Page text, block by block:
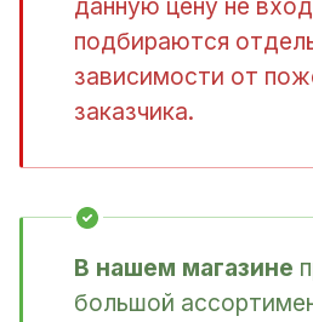
данную цену не
подбираются
зависимости от
заказчика.
В нашем магазине
большой